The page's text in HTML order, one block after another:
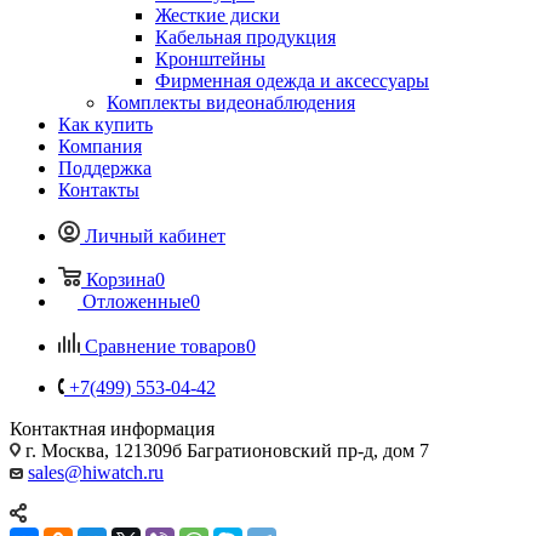
Жесткие диски
Кабельная продукция
Кронштейны
Фирменная одежда и аксессуары
Комплекты видеонаблюдения
Как купить
Компания
Поддержка
Контакты
Личный кабинет
Корзина0
Отложенные0
Сравнение товаров0
+7(499) 553-04-42
Контактная информация
г. Москва, 121309б Багратионовский пр-д, дом 7
sales@hiwatch.ru